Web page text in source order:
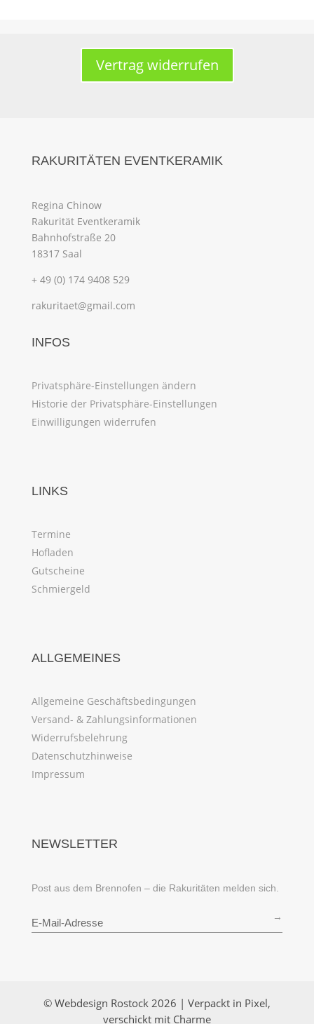
Vertrag widerrufen
RAKURITÄTEN EVENTKERAMIK
Regina Chinow
Rakurität Eventkeramik
Bahnhofstraße 20
18317 Saal
+ 49 (0) 174 9408 529
rakuritaet@gmail.com
INFOS
Privatsphäre-Einstellungen ändern
Historie der Privatsphäre-Einstellungen
Einwilligungen widerrufen
LINKS
Termine
Hofladen
Gutscheine
Schmiergeld
ALLGEMEINES
Allgemeine Geschäftsbedingungen
Versand- & Zahlungsinformationen
Widerrufsbelehrung
Datenschutzhinweise
Impressum
NEWSLETTER
Post aus dem Brennofen – die Rakuritäten melden sich.
→
© Webdesign Rostock 2026 | Verpackt in Pixel,
verschickt mit Charme